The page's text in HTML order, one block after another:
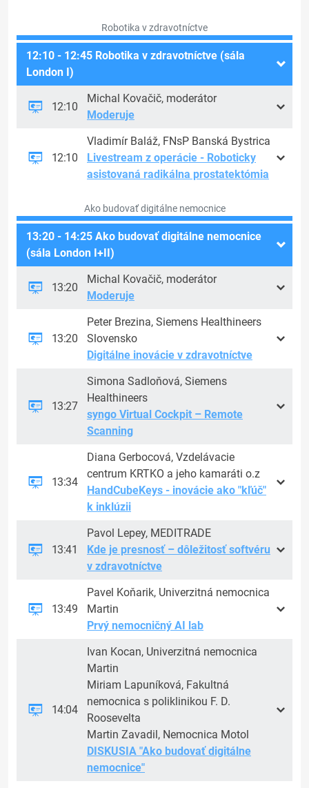
Robotika v zdravotníctve
12:10 - 12:45 Robotika v zdravotníctve (sála
London I)
12:10
Michal Kovačič, moderátor
Moderuje
12:10
Vladimír Baláž, FNsP Banská Bystrica
Livestream z operácie - Roboticky
asistovaná radikálna prostatektómia
Ako budovať digitálne nemocnice
13:20 - 14:25 Ako budovať digitálne nemocnice
(sála London I+II)
13:20
Michal Kovačič, moderátor
Moderuje
13:20
Peter Brezina, Siemens Healthineers
Slovensko
Digitálne inovácie v zdravotníctve
13:27
Simona Sadloňová, Siemens
Healthineers
syngo Virtual Cockpit – Remote
Scanning
13:34
Diana Gerbocová, Vzdelávacie
centrum KRTKO a jeho kamaráti o.z
HandCubeKeys - inovácie ako "kľúč"
k inklúzii
13:41
Pavol Lepey, MEDITRADE
Kde je presnosť – dôležitosť softvéru
v zdravotníctve
13:49
Pavel Koňarik, Univerzitná nemocnica
Martin
Prvý nemocničný AI lab
14:04
Ivan Kocan, Univerzitná nemocnica
Martin
Miriam Lapuníková, Fakultná
nemocnica s poliklinikou F. D.
Roosevelta
Martin Zavadil, Nemocnica Motol
DISKUSIA "Ako budovať digitálne
nemocnice"